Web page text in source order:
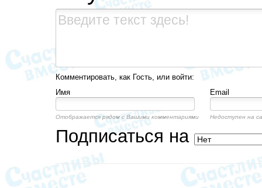
Комментировать, как Гость, или войти:
Имя
Email
Отображается рядом с Вашими комментариями Недоступен на
Подписаться на